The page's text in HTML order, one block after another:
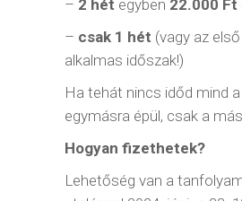
– 2 hét egyben 22.000 Ft
– csak 1 hét (vagy az
alkalmas időszak!)
Ha tehát nincs időd mind
egymásra épül, csak a
Hogyan fizethetek?
Lehetőség van a
IRATKOZZ FEL HÍRLEVELÜNKRE
Vezetéknév